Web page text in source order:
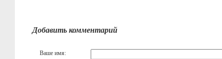
Добавить комментарий
Ваше имя: